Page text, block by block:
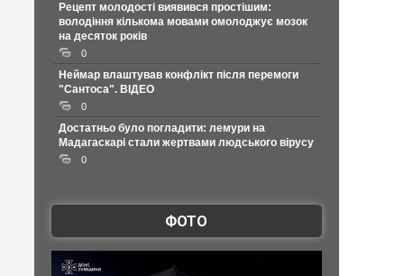
Рецепт молодості виявився простішим:
володіння кількома мовами омолоджує мозок
на десяток років
0
Неймар влаштував конфлікт після перемоги
"Сантоса". ВІДЕО
0
Достатньо було погладити: лемури на
Мадагаскарі стали жертвами людського вірусу
0
ФОТО